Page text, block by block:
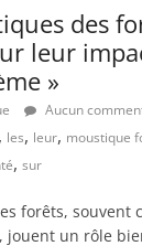
des
leur
»
Aucun
, les, leur, moustique
,sur
forêts, souvent
jouent un rôle